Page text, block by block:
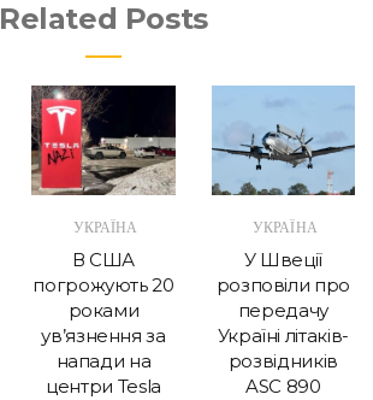
Related Posts
УКРАЇНА
В США
погрожують 20
роками
ув’язнення за
напади на
центри Tesla
УКРАЇНА
У Швеції
розповіли про
передачу
Україні літаків-
розвідників
ASC 890